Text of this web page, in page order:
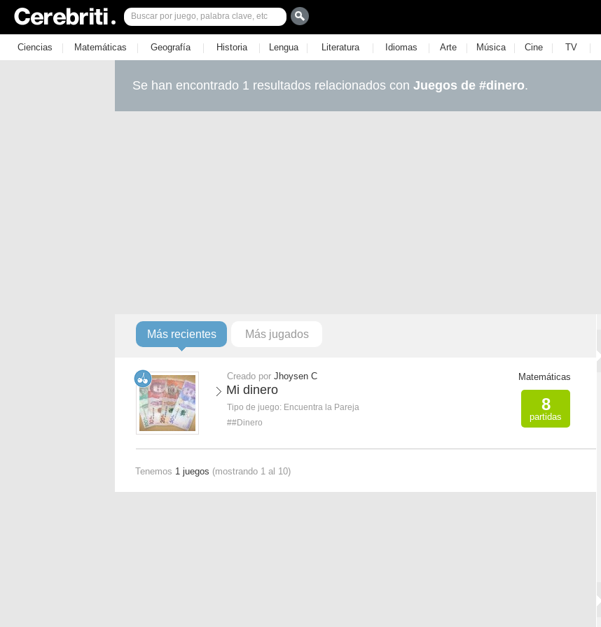
Ciencias | Matemáticas | Geografía | Historia | Lengua | Literatura | Idiomas | Arte | Música | Cine | TV |
Se han encontrado 1 resultados relacionados con Juegos de #dinero.
Más recientes Más jugados
Creado por Jhoysen C
Mi dinero
Tipo de juego: Encuentra la Pareja
##Dinero
Matemáticas
8
partidas
Tenemos 1 juegos (mostrando 1 al 10)